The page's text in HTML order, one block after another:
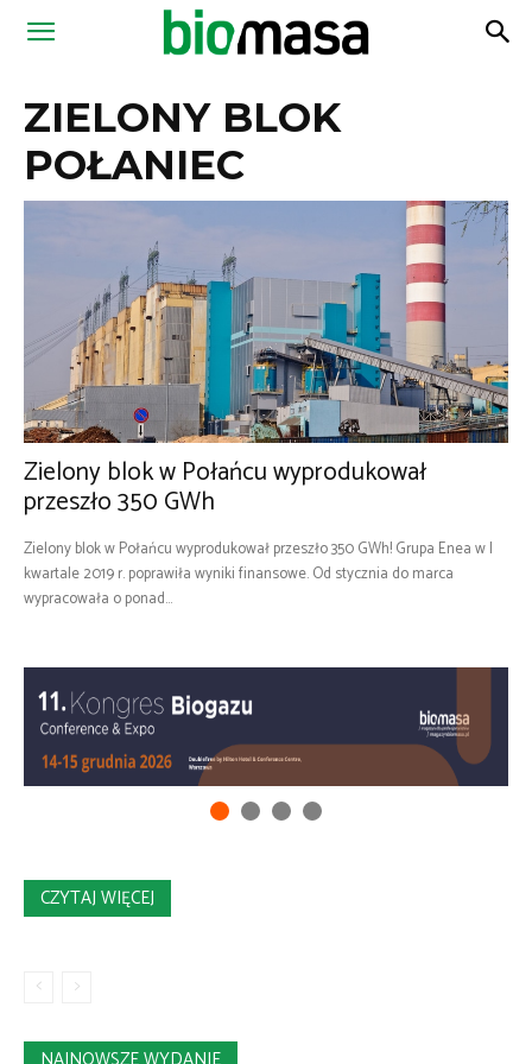
Magazyn
ZIELONY BLOK
POŁANIEC
Zielony blok w Połańcu wyprodukował
przeszło 350 GWh
Zielony blok w Połańcu wyprodukował przeszło 350 GWh! Grupa Enea w I
kwartale 2019 r. poprawiła wyniki finansowe. Od stycznia do marca
wypracowała o ponad...
CZYTAJ WIĘCEJ